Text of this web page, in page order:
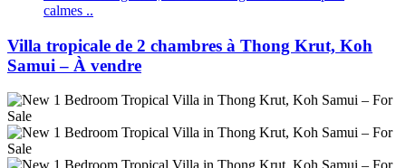
calmes ..
Villa tropicale de 2 chambres à Thong Krut, Koh
Samui – À vendre